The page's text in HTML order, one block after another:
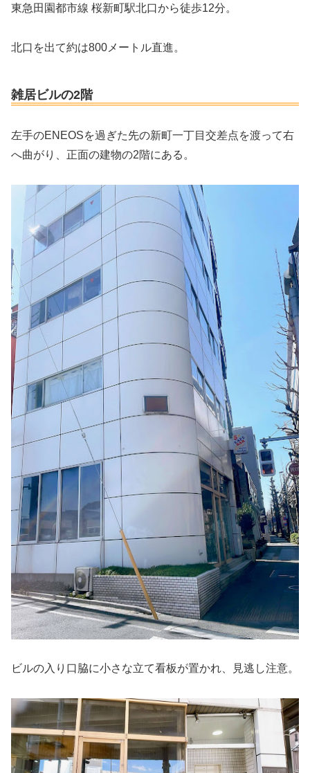
東急田園都市線 桜新町駅北口から徒歩12分。
北口を出て約は800メートル直進。
雑居ビルの2階
左手のENEOSを過ぎた先の新町一丁目交差点を渡って右
へ曲がり、正面の建物の2階にある。
ビルの入り口脇に小さな立て看板が置かれ、見逃し注意。